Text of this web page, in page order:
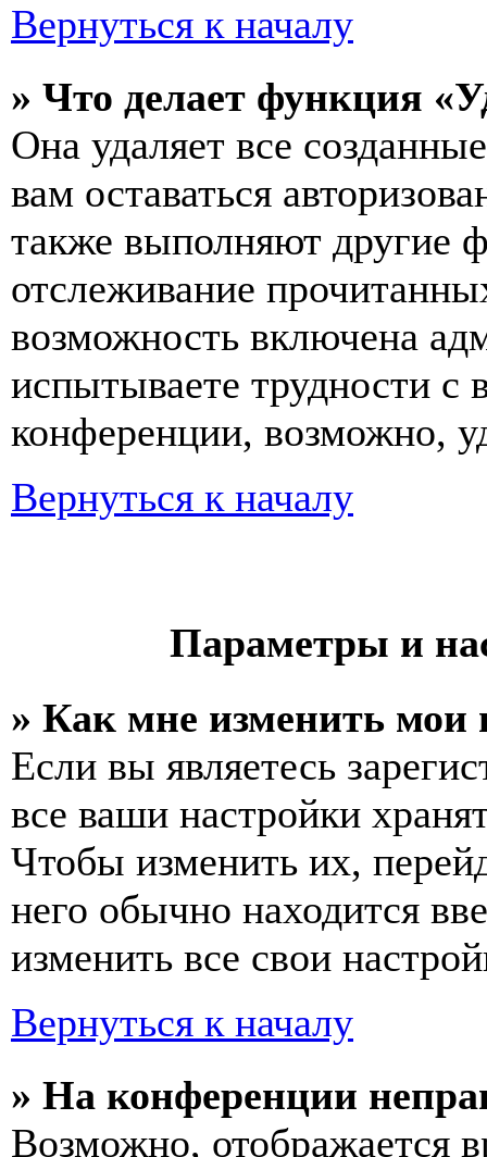
Вернуться к началу
» Что делает функция
Она удаляет все
вам оставаться
также выполняют другие
отслеживание
возможность включена
испытываете трудности с
конференции, возможно,
Вернуться к началу
Параметры и
» Как мне изменить мои
Если вы являетесь
все ваши настройки
Чтобы изменить их,
него обычно находится
изменить все свои
Вернуться к началу
» На конференции
Возможно, отображается